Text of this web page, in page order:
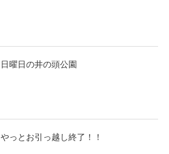
日曜日の井の頭公園
やっとお引っ越し終了！！